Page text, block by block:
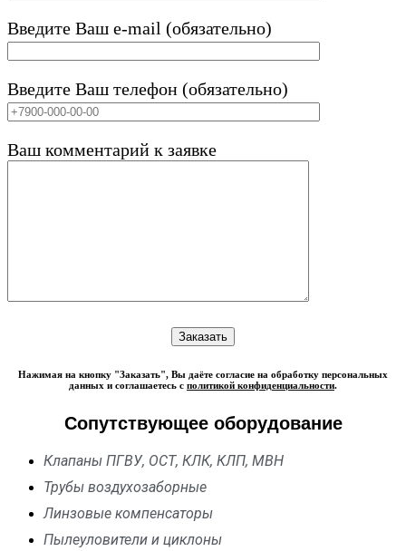
Введите Ваш e-mail (обязательно)
Введите Ваш телефон (обязательно)
Ваш комментарий к заявке
Нажимая на кнопку "Заказать", Вы даёте согласие на обработку персональных
данных и соглашаетесь с политикой конфиденциальности.
Сопутствующее оборудование
Клапаны ПГВУ, ОСТ, КЛК, КЛП, МВН
Трубы воздухозаборные
Линзовые компенсаторы
Пылеуловители и циклоны